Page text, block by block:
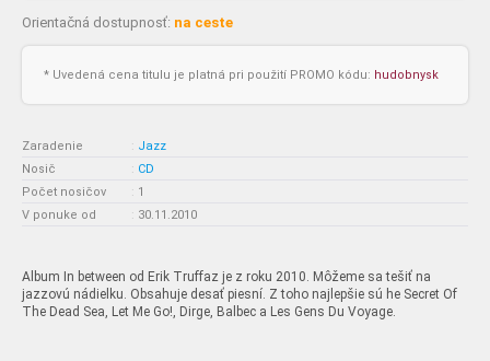
Orientačná dostupnosť: na ceste
* Uvedená cena titulu je platná pri použití PROMO kódu: hudobnysk
Zaradenie : Jazz
Nosič
: CD
Počet nosičov
: 1
V ponuke od
: 30.11.2010
Album In between od Erik Truffaz je z roku 2010. Môžeme sa tešiť na
jazzovú nádielku. Obsahuje desať piesní. Z toho najlepšie sú he Secret Of
The Dead Sea, Let Me Go!, Dirge, Balbec a Les Gens Du Voyage.